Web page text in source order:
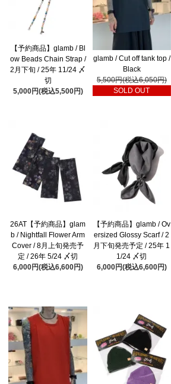
【予約商品】glamb / Bl
ow Beads Chain Strap /
2月下旬 / 25年 11/24 〆
切
5,000円(税込5,500円)
glamb / Cut off tank top /
Black
5,500円(税込6,050円)
SOLD OUT
26AT【予約商品】glam
b / Nightfall Flower Arm
Cover / 8月上旬発売予
定 / 26年 5/24 〆切
6,000円(税込6,600円)
【予約商品】glamb / Ov
ersized Glossy Scarf / 2
月下旬発売予定 / 25年 1
1/24 〆切
6,000円(税込6,600円)